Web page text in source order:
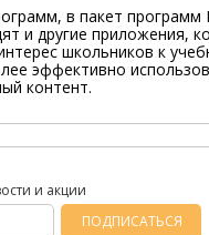
в пакет программ
и другие приложения,
школьников к
эффективно
контент.
и акции
ПОДПИСАТЬСЯ